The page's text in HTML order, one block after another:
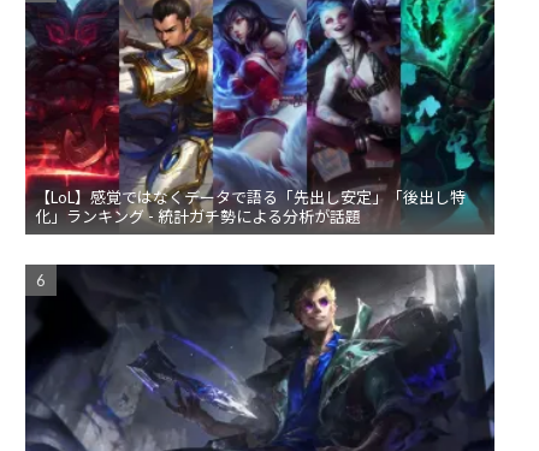
【LoL】感覚ではなくデータで語る「先出し安定」「後出し特
化」ランキング - 統計ガチ勢による分析が話題